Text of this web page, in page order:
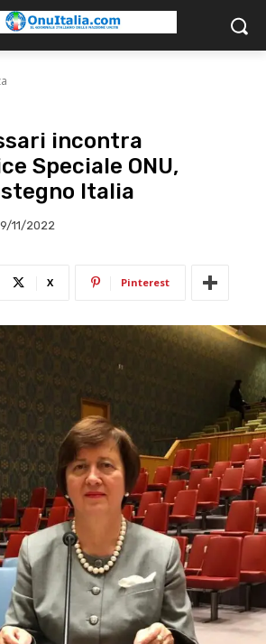
incontra
Speciale ONU,
Italia
11/2022
X Pinterest